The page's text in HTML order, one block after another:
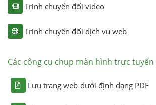
Trình chuyển đổi video
Trình chuyển đổi dịch vụ web
Các công cụ chụp màn hình trực tuyến
Lưu trang web dưới định dạng PDF